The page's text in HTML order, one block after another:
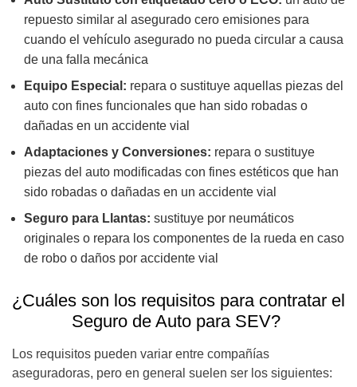
repuesto similar al asegurado cero emisiones para
cuando el vehículo asegurado no pueda circular a causa
de una falla mecánica
Equipo Especial: repara o sustituye aquellas piezas del
auto con fines funcionales que han sido robadas o
dañadas en un accidente vial
Adaptaciones y Conversiones: repara o sustituye
piezas del auto modificadas con fines estéticos que han
sido robadas o dañadas en un accidente vial
Seguro para Llantas: sustituye por neumáticos
originales o repara los componentes de la rueda en caso
de robo o daños por accidente vial
¿Cuáles son los requisitos para contratar el
Seguro de Auto para SEV?
Los requisitos pueden variar entre compañías
aseguradoras, pero en general suelen ser los siguientes: